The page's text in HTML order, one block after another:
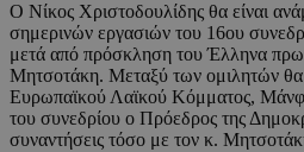
Ο Νίκος Χριστοδουλίδης θα είναι
σημερινών εργασιών του 16ου
μετά από πρόσκληση του Έλληνα
Μητσοτάκη. Μεταξύ των ομιλητών θα
Ευρωπαϊκού Λαϊκού Κόμματος,
του συνεδρίου ο Πρόεδρος της
συναντήσεις τόσο με τον κ.